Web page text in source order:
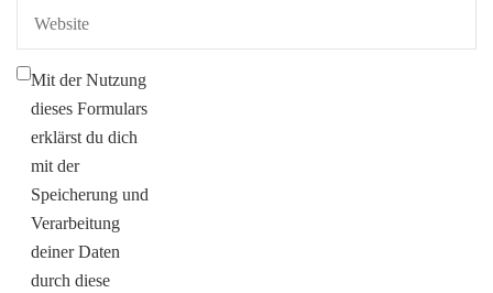
Mit der Nutzung
dieses Formulars
erklärst du dich
mit der
Speicherung und
Verarbeitung
deiner Daten
durch diese